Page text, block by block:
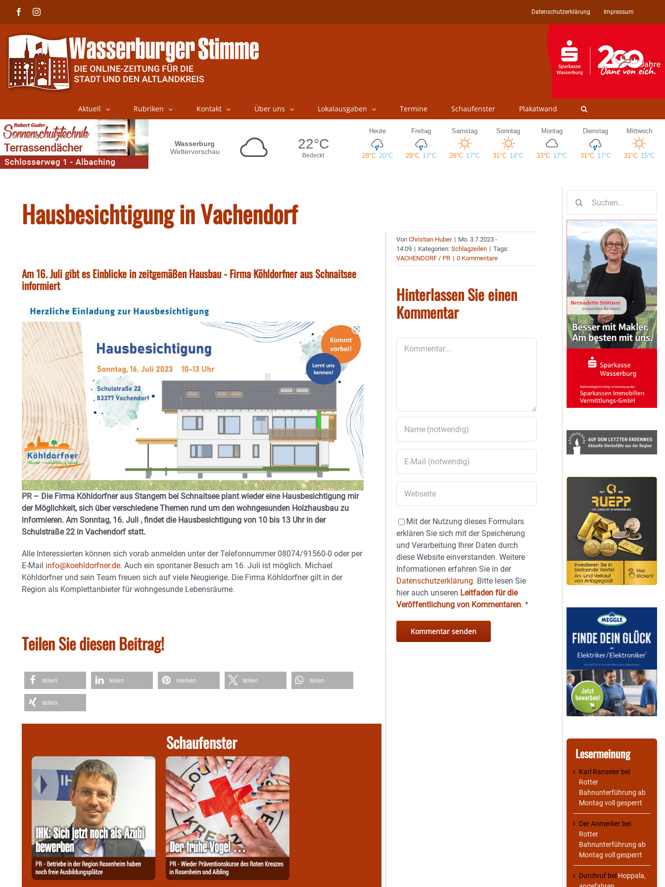
FacebookInstagram Datenschutzerklärung Impressum
Aktuell Rubriken Kontakt Über uns Lokalausgaben Termine Schaufenster Plakatwand
Hausbesichtigung in Vachendorf
Am 16. Juli gibt es Einblicke in zeitgemäßen Hausbau - Firma Köhldorfner aus Schnaitsee
informiert
PR – Die Firma Köhldorfner aus Stangern bei Schnaitsee plant wieder eine Hausbesichtigung mir
der Möglichkeit, sich über verschiedene Themen rund um den wohngesunden Holzhausbau zu
informieren. Am Sonntag, 16. Juli , findet die Hausbesichtigung von 10 bis 13 Uhr in der
Schulstraße 22 in Vachendorf statt.
Alle Interessierten können sich vorab anmelden unter der Telefonnummer 08074/91560-0 oder per
E-Mail info@koehldorfner.de. Auch ein spontaner Besuch am 16. Juli ist möglich. Michael
Köhldorfner und sein Team freuen sich auf viele Neugierige. Die Firma Köhldorfner gilt in der
Region als Komplettanbieter für wohngesunde Lebensräume.
Teilen Sie diesen Beitrag!
teilen teilen merken teilen teilen
teilen
Schaufenster
VonChristian Huber | Mo. 3.7.2023 -
14:09 | Kategorien:Schlagzeilen | Tags:
VACHENDORF / PR | 0 Kommentare
Hinterlassen Sie einen
Kommentar
Mit der Nutzung dieses Formulars
erklären Sie sich mit der Speicherung
und Verarbeitung Ihrer Daten durch
diese Website einverstanden. Weitere
Informationen erfahren Sie in der
Datenschutzerklärung. Bitte lesen Sie
hier auch unseren Leitfaden für die
Veröffentlichung von Kommentaren.*
nach:
Lesermeinung
Karl Ranseier bei
Rotter
Bahnunterführung ab
Montag voll gesperrt
Der Anmerker bei
Rotter
Bahnunterführung ab
Montag voll gesperrt
Durchruf bei Hoppala,